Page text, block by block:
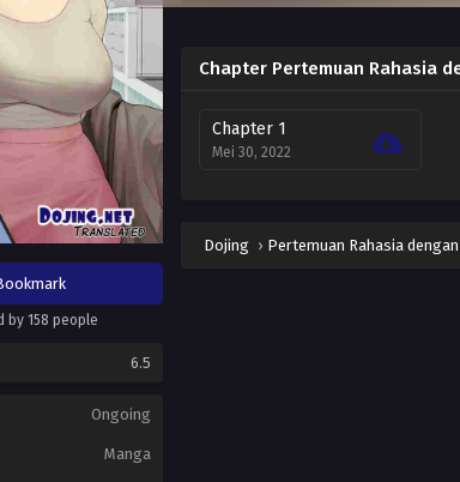
by 158 people
6.5
Ongoing
Manga
Chapter Pertemuan Rahasia
Chapter 1
Mei 30, 2022
Dojing › Pertemuan Rahasia